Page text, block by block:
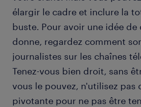
élargir le cadre et inclure la
buste. Pour avoir une idée de
donne, regardez comment
journalistes sur les chaînes
Tenez-vous bien droit, sans
vous le pouvez, n'utilisez pas
pivotante pour ne pas être